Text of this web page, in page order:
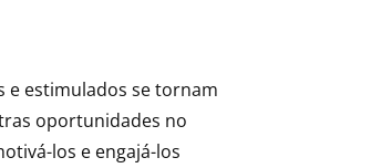
e estimulados se tornam
oportunidades no
los e engajá-los